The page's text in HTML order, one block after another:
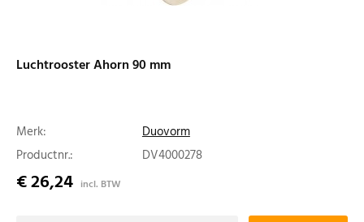
Luchtrooster Ahorn 90 mm
Merk:
Duovorm
Productnr.:
DV4000278
€ 26,24 incl. BTW